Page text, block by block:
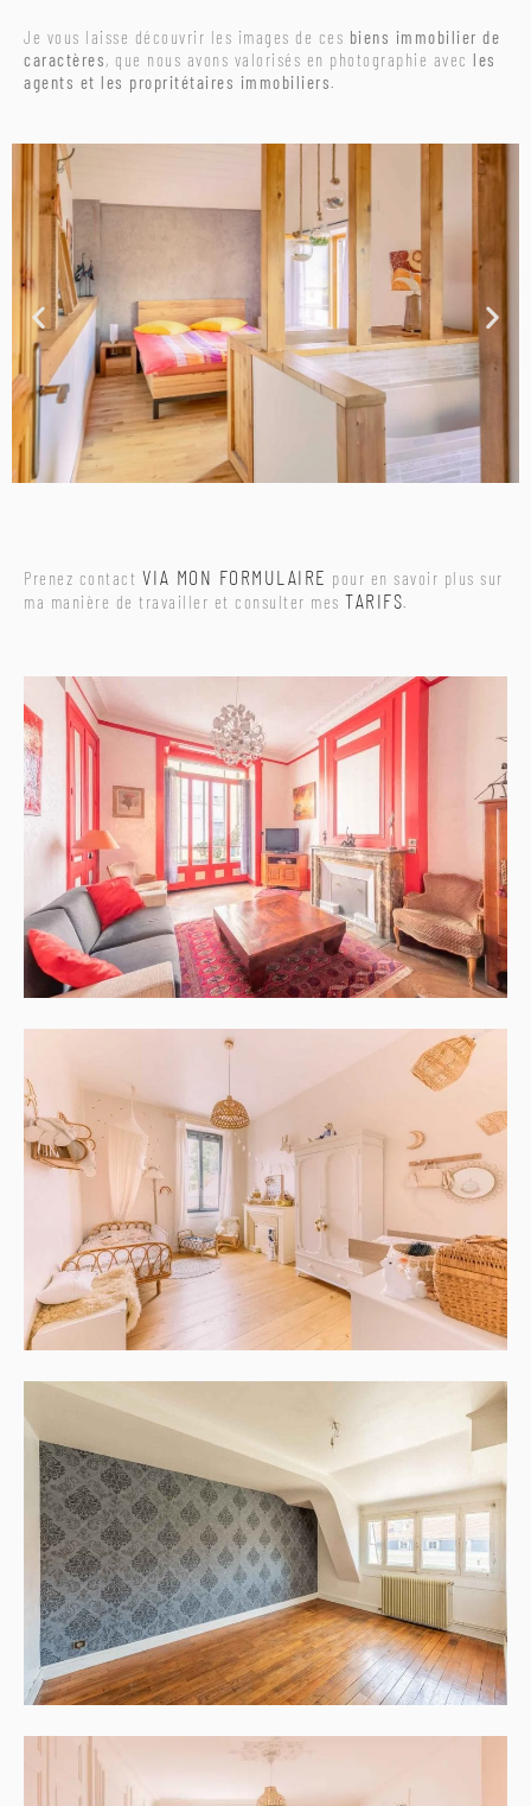
Je vous laisse découvrir les images de ces biens immobilier de
caractères, que nous avons valorisés en photographie avec les
agents et les propritétaires immobiliers.
Prenez contact VIA MON FORMULAIRE pour en savoir plus sur
ma manière de travailler et consulter mes TARIFS.